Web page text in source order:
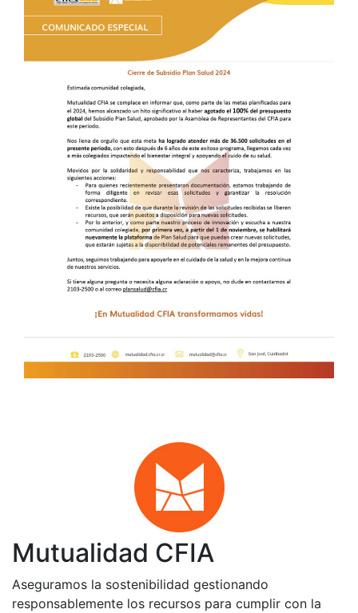
Mutualidad CFIA
Aseguramos la sostenibilidad gestionando
responsablemente los recursos para cumplir con la